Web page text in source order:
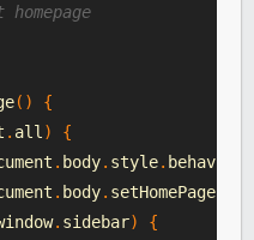
()
{
. all )
{
. body. style. behavior
. body. setHomePage
. sidebar)
{